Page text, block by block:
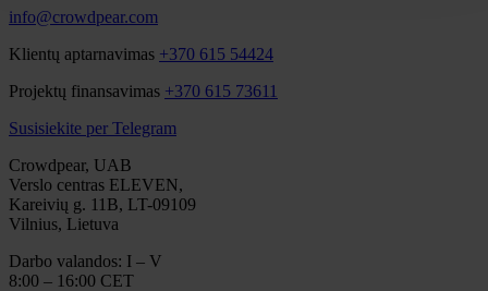
info@crowdpear.com
Klientų aptarnavimas +370 615 54424
Projektų finansavimas +370 615 73611
Susisiekite per Telegram
Crowdpear, UAB
Verslo centras ELEVEN,
Kareivių g. 11B, LT-09109
Vilnius, Lietuva
Darbo valandos: I – V
8:00 – 16:00 CET